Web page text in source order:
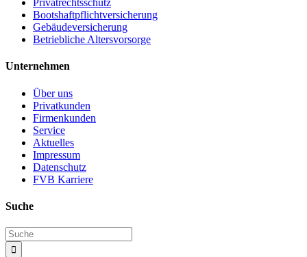
Privatrechtsschutz
Bootshaftpflichtversicherung
Gebäudeversicherung
Betriebliche Altersvorsorge
Unternehmen
Über uns
Privatkunden
Firmenkunden
Service
Aktuelles
Impressum
Datenschutz
FVB Karriere
Suche
